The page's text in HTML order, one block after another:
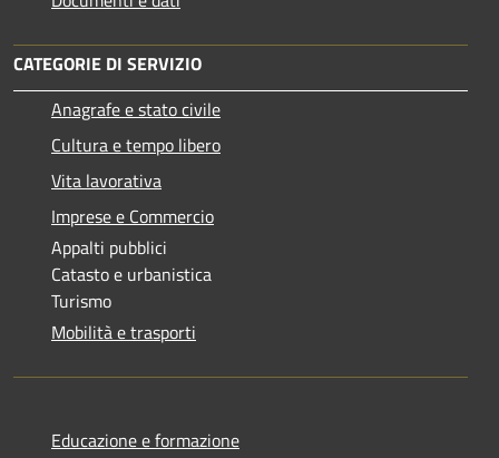
CATEGORIE DI SERVIZIO
Anagrafe e stato civile
Cultura e tempo libero
Vita lavorativa
Imprese e Commercio
Appalti pubblici
Catasto e urbanistica
Turismo
Mobilità e trasporti
Educazione e formazione